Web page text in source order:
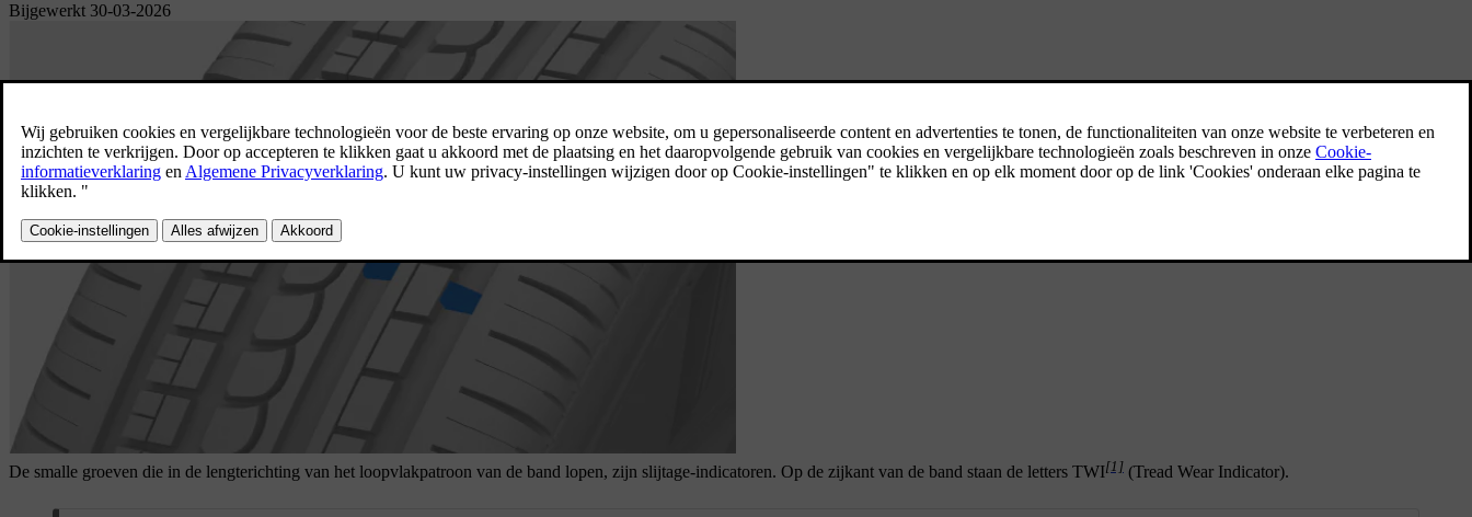
Bijgewerkt 30-03-2026
De smalle groeven die in de lengterichting van het loopvlakpatroon van de band lopen, zijn slijtage-indicatoren. Op de zijkant van de band staan de letters TWI[1] (Tread Wear Indicator).